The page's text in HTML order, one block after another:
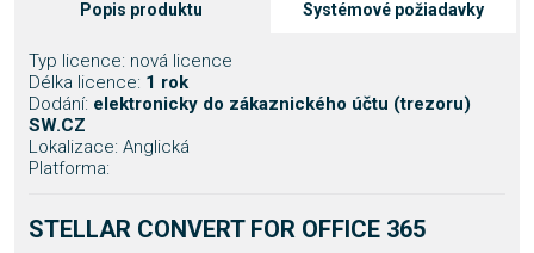
Popis produktu Systémové požiadavky
Typ licence: nová licence
Délka licence: 1 rok
Dodání: elektronicky do zákaznického účtu (trezoru)
SW.CZ
Lokalizace: Anglická
Platforma:
STELLAR CONVERT FOR OFFICE 365